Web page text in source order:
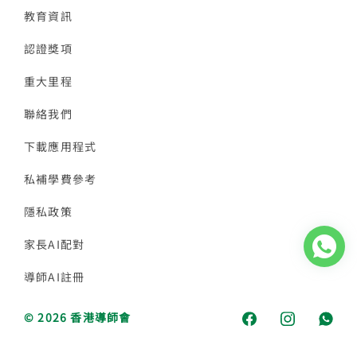
教育資訊
認證獎項
重大里程
聯絡我們
下載應用程式
私補學費參考
隱私政策
家長AI配對
導師AI註冊
© 2026 香港導師會